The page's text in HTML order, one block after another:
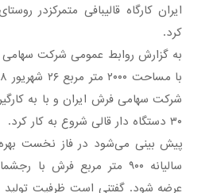
ایران کارگاه قالیبافی متمرکزدر
کرد.
به گزارش روابط عمومی شرکت سهامی
۳۰ دستگاه دار قالی شروع به کار کرد.
پیش بینی می‌شود در فاز نخست بهره